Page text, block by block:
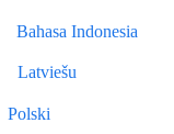
Bahasa Indonesia
Latviešu
Polski